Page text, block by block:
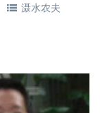
滠水农夫